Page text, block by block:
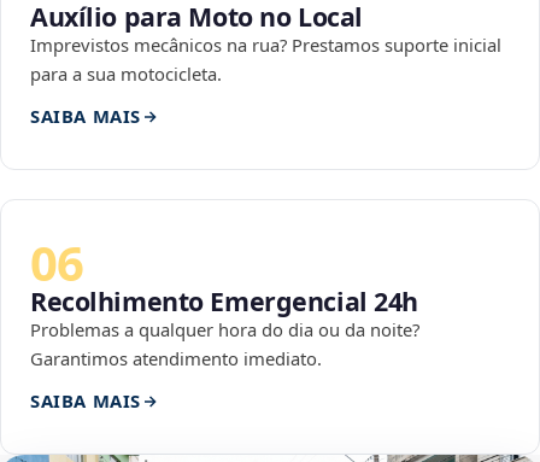
Auxílio para Moto no Local
Imprevistos mecânicos na rua? Prestamos suporte inicial
para a sua motocicleta.
SAIBA MAIS
06
Recolhimento Emergencial 24h
Problemas a qualquer hora do dia ou da noite?
Garantimos atendimento imediato.
SAIBA MAIS